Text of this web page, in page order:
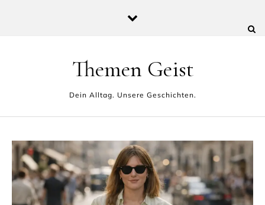
Themen Geist
Dein Alltag. Unsere Geschichten.